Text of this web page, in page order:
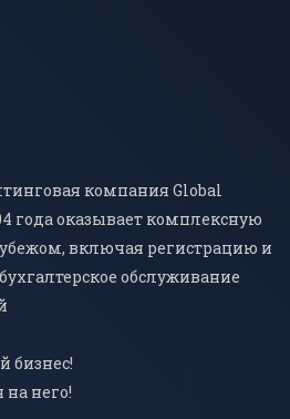
компания Global
года оказывает комплексную
включая регистрацию и
обслуживание
бизнес!
него!